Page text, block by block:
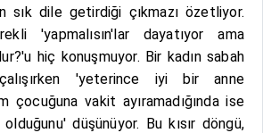
sık dile getirdiği çıkmazı özetliyor.
'yapmalısın'lar dayatıyor ama
hiç konuşmuyor. Bir kadın sabah
'yeterince iyi bir anne
çocuğuna vakit ayıramadığında ise
düşünüyor. Bu kısır döngü,